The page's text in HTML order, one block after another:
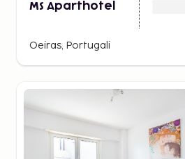
MS Aparthotel
Oeiras, Portugali